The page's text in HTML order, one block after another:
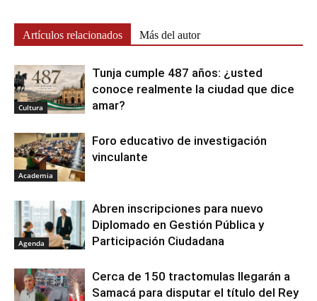
Artículos relacionados Más del autor
Cultura
Tunja cumple 487 años: ¿usted
conoce realmente la ciudad que dice
amar?
Academia
Foro educativo de investigación
vinculante
Agenda
Abren inscripciones para nuevo
Diplomado en Gestión Pública y
Participación Ciudadana
Cerca de 150 tractomulas llegarán a
Samacá para disputar el título del Rey